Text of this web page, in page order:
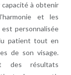
à obtenir
et les
personnalisée
patient tout en
de son visage.
des résultats